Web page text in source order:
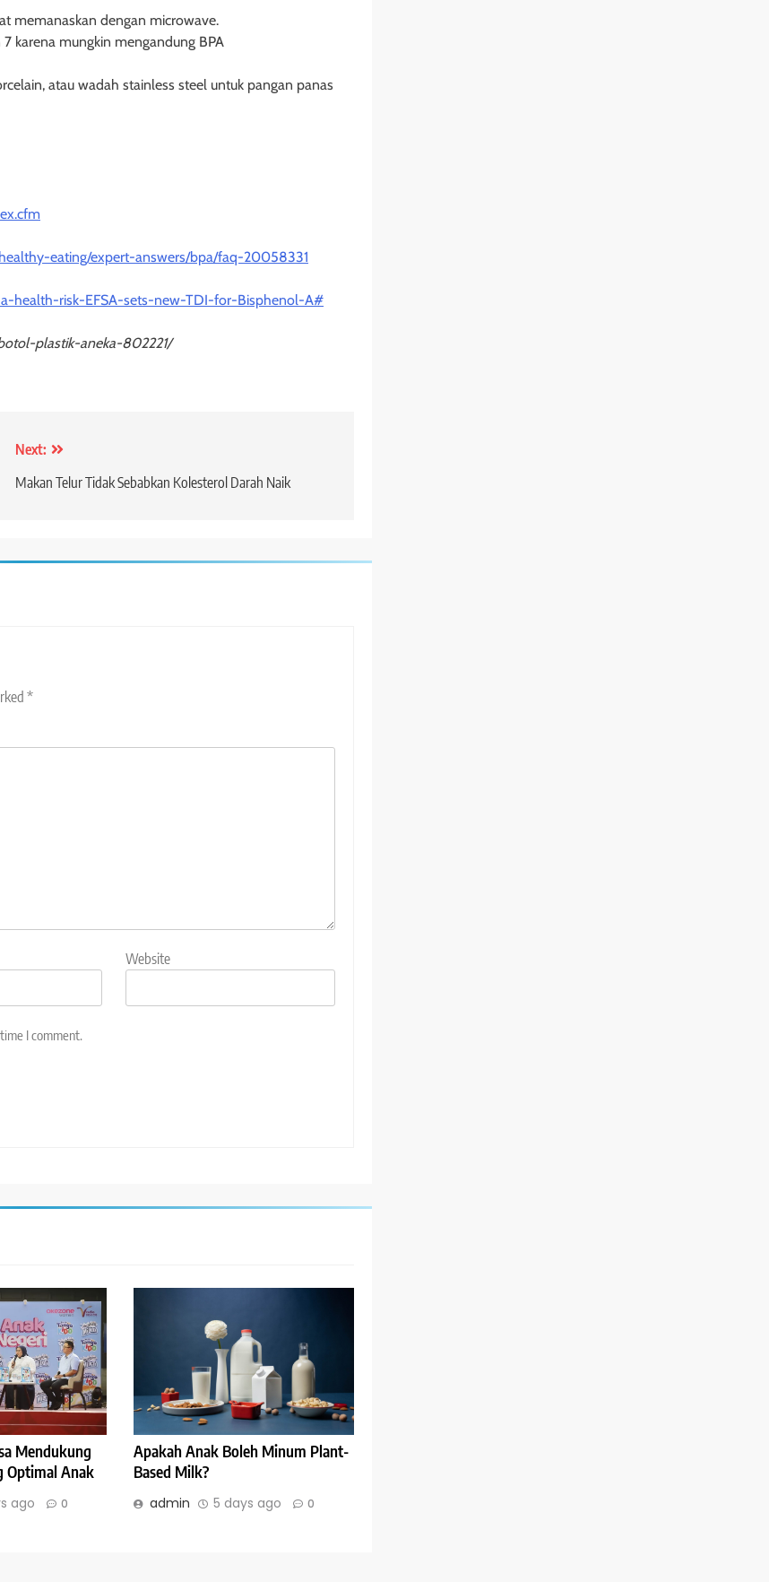
memanaskan dengan microwave.
karena mungkin mengandung BPA
atau wadah stainless steel untuk pangan panas
eating/expert-answers/bpa/faq-20058331
health-risk-EFSA-sets-new-TDI-for-Bisphenol-A#
plastik-aneka-802221/
Next:
Makan Telur Tidak Sebabkan Kolesterol Darah Naik
*
Website
I comment.
Mendukung
Optimal Anak
ago 0
Apakah Anak Boleh Minum Plant-
Based Milk?
admin 5 days ago 0